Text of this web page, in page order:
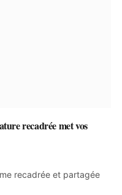
recadrée met vos
recadrée et partagée